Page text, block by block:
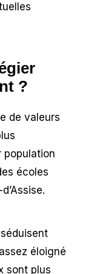
?
de valeurs
population
écoles
éloigné
sont plus